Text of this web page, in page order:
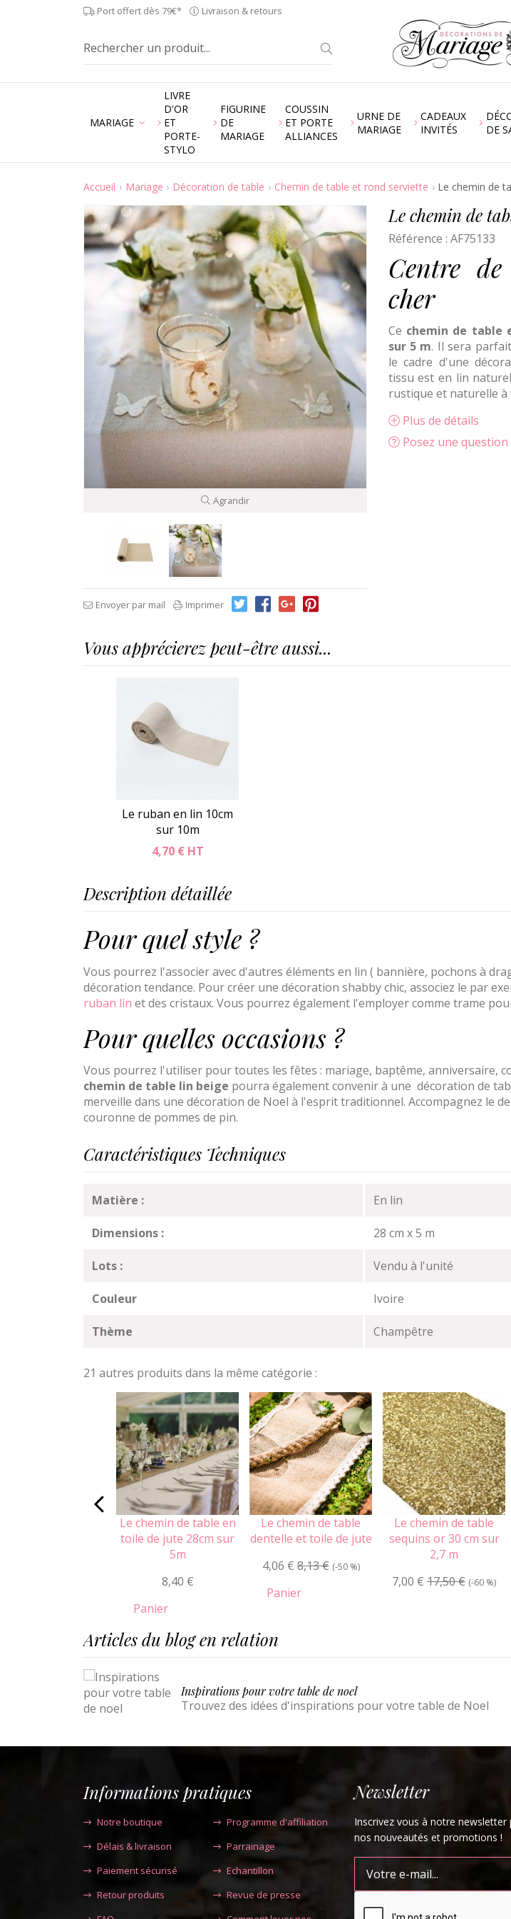
Port offert dès 79€* Livraison & retours
MARIAGE
LIVRE
D'OR
ET
PORTE-
STYLO
FIGURINE
DE
MARIAGE
COUSSIN
ET PORTE
ALLIANCES
URNE DE
MARIAGE
CADEAUX
INVITÉS
DE
Accueil Mariage Décoration de table Chemin de table et rond serviette Le chemin de
Agrandir
Envoyer par mail Imprimer
Le chemin de
Référence : AF75133
Centre
cher
Ce chemin de table
sur 5 m. Il sera
le cadre d'une
tissu est en lin
rustique et naturelle
Plus de détails
Posez une
Vous apprécierez peut-être aussi...
Le ruban en lin 10cm
sur 10m
4,70 € HT
Description détaillée
Pour quel style ?
Vous pourrez l'associer avec d'autres éléments en lin ( bannière, pochons à
décoration tendance. Pour créer une décoration shabby chic, associez le par
ruban lin et des cristaux. Vous pourrez également l'employer comme trame
Pour quelles occasions ?
Vous pourrez l'utiliser pour toutes les fêtes : mariage, baptême, anniversaire,
chemin de table lin beige pourra également convenir à une décoration de
merveille dans une décoration de Noel à l'esprit traditionnel. Accompagnez le de
couronne de pommes de pin.
Caractéristiques Techniques
Matière : En lin
Dimensions : 28 cm x 5 m
Lots : Vendu à l'unité
Couleur Ivoire
Thème Champêtre
21 autres produits dans la même catégorie :
Le chemin de table en
toile de jute 28cm sur
5m
8,40 €
Panier
Le chemin de table
dentelle et toile de jute
4,06 € 8,13 € (-50 %)
Panier
Le chemin de table
sequins or 30 cm sur
2,7 m
7,00 € 17,50 € (-60 %)
Articles du blog en relation
Inspirations pour votre table de noel
Trouvez des idées d'inspirations pour votre table de Noel
Informations pratiques
Notre boutique
Délais & livraison
Paiement sécurisé
Retour produits
Programme d'affiliation
Parrainage
Echantillon
Revue de presse
Newsletter
Inscrivez vous à notre
nos nouveautés et promotions !